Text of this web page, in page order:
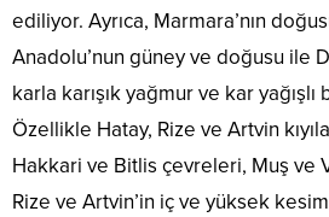
ediliyor. Ayrıca, Marmara’nın
Anadolu’nun güney ve doğusu ile
karla karışık yağmur ve kar
Özellikle Hatay, Rize ve Artvin
Hakkari ve Bitlis çevreleri, Muş ve
Rize ve Artvin’in iç ve yüksek